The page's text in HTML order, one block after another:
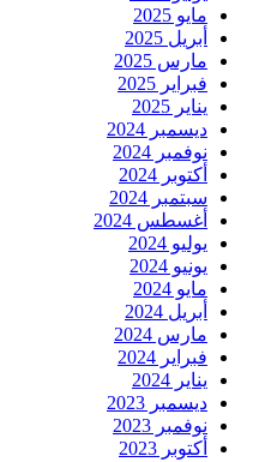
مايو 2025
أبريل 2025
مارس 2025
فبراير 2025
يناير 2025
ديسمبر 2024
نوفمبر 2024
أكتوبر 2024
سبتمبر 2024
أغسطس 2024
يوليو 2024
يونيو 2024
مايو 2024
أبريل 2024
مارس 2024
فبراير 2024
يناير 2024
ديسمبر 2023
نوفمبر 2023
أكتوبر 2023